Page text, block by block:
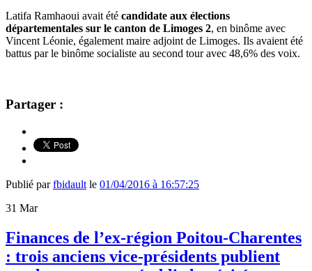
Latifa Ramhaoui avait été candidate aux élections
départementales sur le canton de Limoges 2, en binôme avec
Vincent Léonie, également maire adjoint de Limoges. Ils avaient été
battus par le binôme socialiste au second tour avec 48,6% des voix.
Partager :
Publié parfbidault le 01/04/2016 à 16:57:25
31 Mar
Finances de l’ex-région Poitou-Charentes
: trois anciens vice-présidents publient